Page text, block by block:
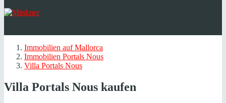
Immobilien auf Mallorca
Immobilien Portals Nous
Villa Portals Nous
Villa Portals Nous kaufen